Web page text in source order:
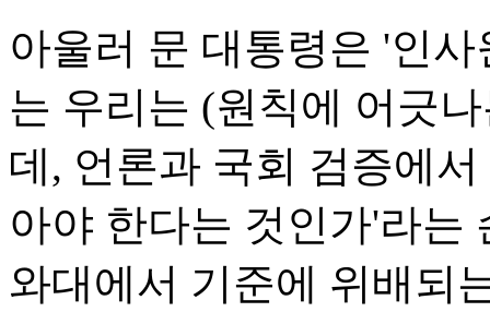
아울러 문 대통령은 '인
는 우리는 (원칙에 어긋
데, 언론과 국회 검증에
아야 한다는 것인가'라는
와대에서 기준에 위배되